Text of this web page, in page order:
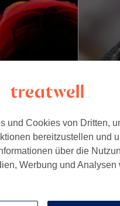
und Cookies von Dritten,
bereitzustellen und
über die
Werbung und Analysen